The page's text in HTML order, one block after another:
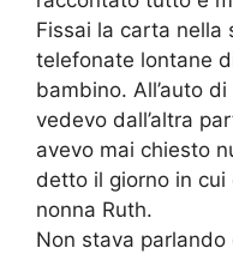
Fissai la carta nella
telefonate lontane
bambino. All’auto
vedevo dall’altra
avevo mai chiesto
detto il giorno in cui
nonna Ruth.
Non stava